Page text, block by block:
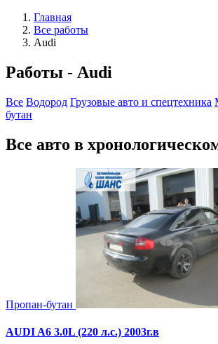
Главная
Все работы
Audi
Работы - Audi
Все Водород Грузовые авто и спецтехника
бутан
Все авто в
Пропан-бутан
AUDI A6 3.0L (220 л.с.) 2003г.в